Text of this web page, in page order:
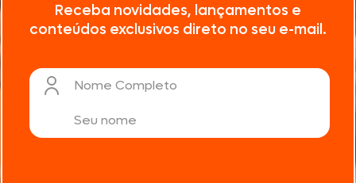
Receba novidades, lançamentos e
conteúdos exclusivos direto no seu e-mail.
Nome Completo